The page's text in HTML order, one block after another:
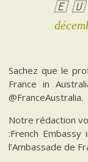
🇪🇺
Sachez que le
France in
@FranceAustralia.
Notre rédaction
:French
l’Ambassade de